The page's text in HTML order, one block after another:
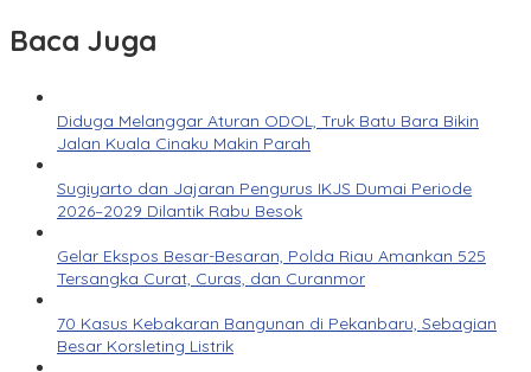
Baca Juga
Diduga Melanggar Aturan ODOL, Truk Batu Bara Bikin
Jalan Kuala Cinaku Makin Parah
Sugiyarto dan Jajaran Pengurus IKJS Dumai Periode
2026–2029 Dilantik Rabu Besok
Gelar Ekspos Besar-Besaran, Polda Riau Amankan 525
Tersangka Curat, Curas, dan Curanmor
70 Kasus Kebakaran Bangunan di Pekanbaru, Sebagian
Besar Korsleting Listrik